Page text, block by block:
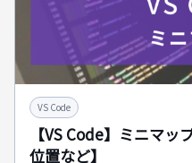
VS Code
【VS Code】ミニマッ
位置など】